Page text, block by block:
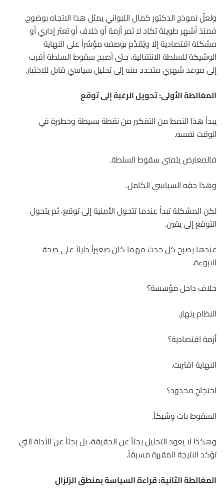
ولعلّ نموذج الدكتور كمال اللبواني يمثل هذا الاتجاه بوضوح.
فمنذ أشهر طويلة تكاد لا تمر أزمة أو خلاف أو تعثر إداري أو
مشكلة اقتصادية إلا ويُقدَّم بوصفه مؤشراً على النهاية
الوشيكة للسلطة الانتقالية، حتى أصبح سقوط السلطة أقرب
إلى موعد شهري متجدد منه إلى تحليل سياسي قابل للاختبار.
المغالطة الأولى: تحويل الرغبة إلى توقع
يبدأ هذا النمط من التفكير من نقطة بسيطة وخطيرة في
الوقت نفسه.
فالمعارض يتمنى سقوط السلطة.
وهذا حقه السياسي الكامل.
لكن المشكلة تبدأ عندما تتحول الأمنية إلى توقع، ثم يتحول
التوقع إلى يقين.
عندها يصبح كل حدث مهما كان صغيراً دليلاً على صحة
النبوءة.
خلاف داخل مؤسسة؟
النظام ينهار.
أزمة اقتصادية؟
النهاية اقتربت.
احتجاج محدود؟
السقوط بات وشيكاً.
وهكذا لا يعود التحليل بحثاً عن الحقيقة، بل بحثاً عن الأدلة التي
تؤكد النتيجة المقررة مسبقاً.
المغالطة الثانية: قراءة السياسة بمنطق الزلزال